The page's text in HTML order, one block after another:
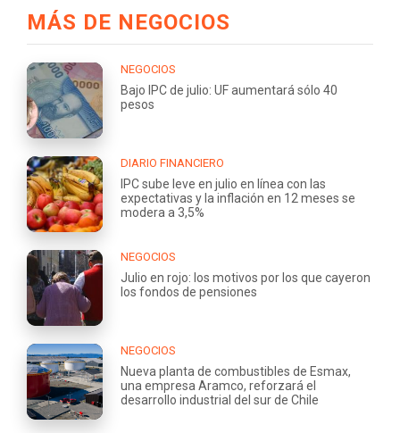
MÁS DE NEGOCIOS
NEGOCIOS
Bajo IPC de julio: UF aumentará sólo 40
pesos
DIARIO FINANCIERO
IPC sube leve en julio en línea con las
expectativas y la inflación en 12 meses se
modera a 3,5%
NEGOCIOS
Julio en rojo: los motivos por los que cayeron
los fondos de pensiones
NEGOCIOS
Nueva planta de combustibles de Esmax,
una empresa Aramco, reforzará el
desarrollo industrial del sur de Chile